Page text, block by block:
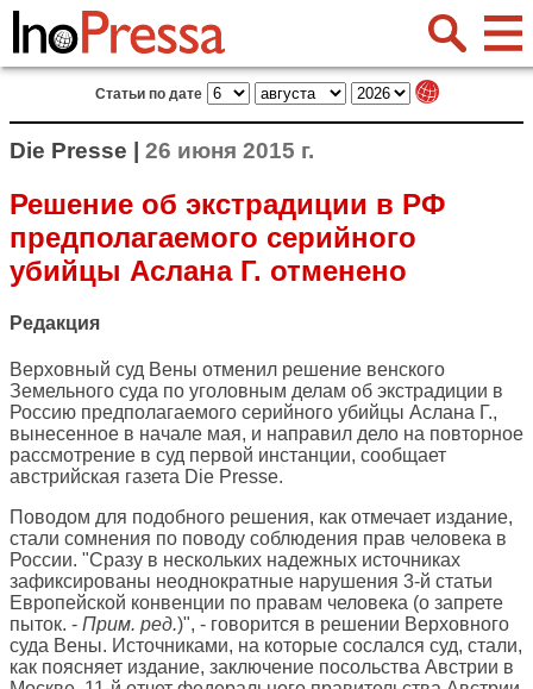
Статьи по дате
Die Presse | 26 июня 2015 г.
Решение об экстрадиции в РФ
предполагаемого серийного
убийцы Аслана Г. отменено
Редакция
Верховный суд Вены отменил решение венского
Земельного суда по уголовным делам об экстрадиции в
Россию предполагаемого серийного убийцы Аслана Г.,
вынесенное в начале мая, и направил дело на повторное
рассмотрение в суд первой инстанции, сообщает
австрийская газета Die Presse.
Поводом для подобного решения, как отмечает издание,
стали сомнения по поводу соблюдения прав человека в
России. "Сразу в нескольких надежных источниках
зафиксированы неоднократные нарушения 3-й статьи
Европейской конвенции по правам человека (о запрете
пыток. - Прим. ред.)", - говорится в решении Верховного
суда Вены. Источниками, на которые сослался суд, стали,
как поясняет издание, заключение посольства Австрии в